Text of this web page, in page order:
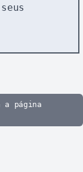
a página